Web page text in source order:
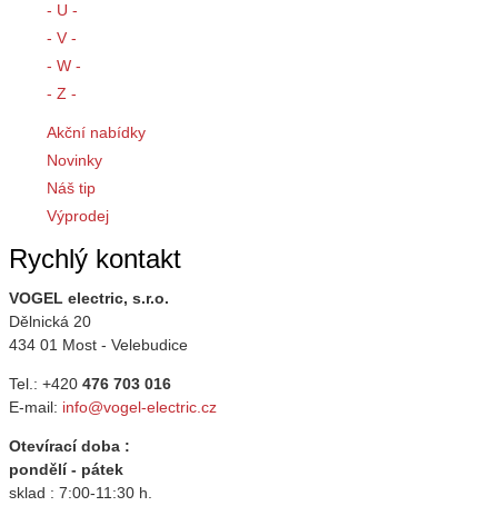
- U -
- V -
- W -
- Z -
Akční nabídky
Novinky
Náš tip
Výprodej
Rychlý kontakt
VOGEL electric, s.r.o.
Dělnická 20
434 01 Most - Velebudice
Tel.: +420 476 703 016
E-mail: info@vogel-electric.cz
Otevírací doba :
pondělí - pátek
sklad : 7:00-11:30 h.